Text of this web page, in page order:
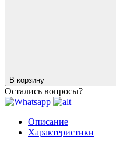
В корзину
Остались вопросы?
Описание
Характеристики